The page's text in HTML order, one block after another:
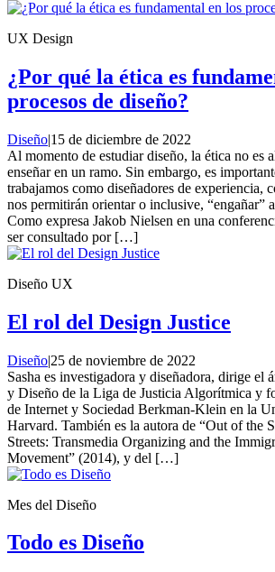
UX Design
¿Por qué la ética es
procesos de diseño?
Diseño|15 de diciembre de 2022
Al momento de estudiar diseño, la ética no es
enseñar en un ramo. Sin embargo, es
trabajamos como diseñadores de experiencia,
nos permitirán orientar o inclusive, “engañar”
Como expresa Jakob Nielsen en una
ser consultado por […]
Diseño UX
El rol del Design Justice
Diseño|25 de noviembre de 2022
Sasha es investigadora y diseñadora, dirige el
y Diseño de la Liga de Justicia Algorítmica y
de Internet y Sociedad Berkman-Klein en la
Harvard. También es la autora de “Out of the
Streets: Transmedia Organizing and the
Movement” (2014), y del […]
Mes del Diseño
Todo es Diseño